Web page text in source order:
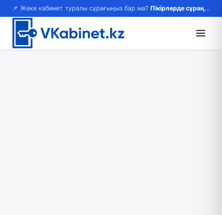
📌 Жеке кабинет туралы сұрағыңыз бар ма? Пікірлерде сұраңыз — жауап береміз!